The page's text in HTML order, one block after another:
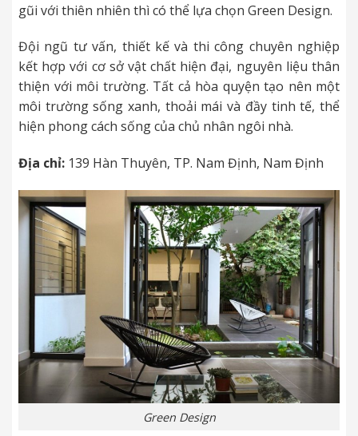
gũi với thiên nhiên thì có thể lựa chọn Green Design.
Đội ngũ tư vấn, thiết kế và thi công chuyên nghiệp
kết hợp với cơ sở vật chất hiện đại, nguyên liệu thân
thiện với môi trường. Tất cả hòa quyện tạo nên một
môi trường sống xanh, thoải mái và đầy tinh tế, thể
hiện phong cách sống của chủ nhân ngôi nhà.
Địa chỉ: 139 Hàn Thuyên, TP. Nam Định, Nam Định
Green Design